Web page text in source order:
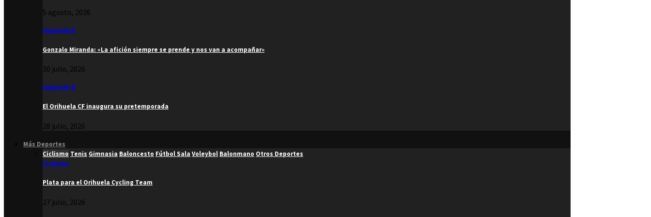
5 agosto, 2026
Segunda B
Gonzalo Miranda: «La afición siempre se prende y nos van a acompañar»
30 julio, 2026
Segunda B
El Orihuela CF inaugura su pretemporada
28 julio, 2026
Más Deportes
Ciclismo Tenis Gimnasia Baloncesto Fútbol Sala Voleybol Balonmano Otros Deportes
Ciclismo
Plata para el Orihuela Cycling Team
27 julio, 2026